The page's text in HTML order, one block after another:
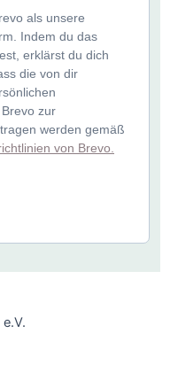
als unsere
Indem du das
erklärst du dich
die von dir
zur
werden gemäß
von Brevo.